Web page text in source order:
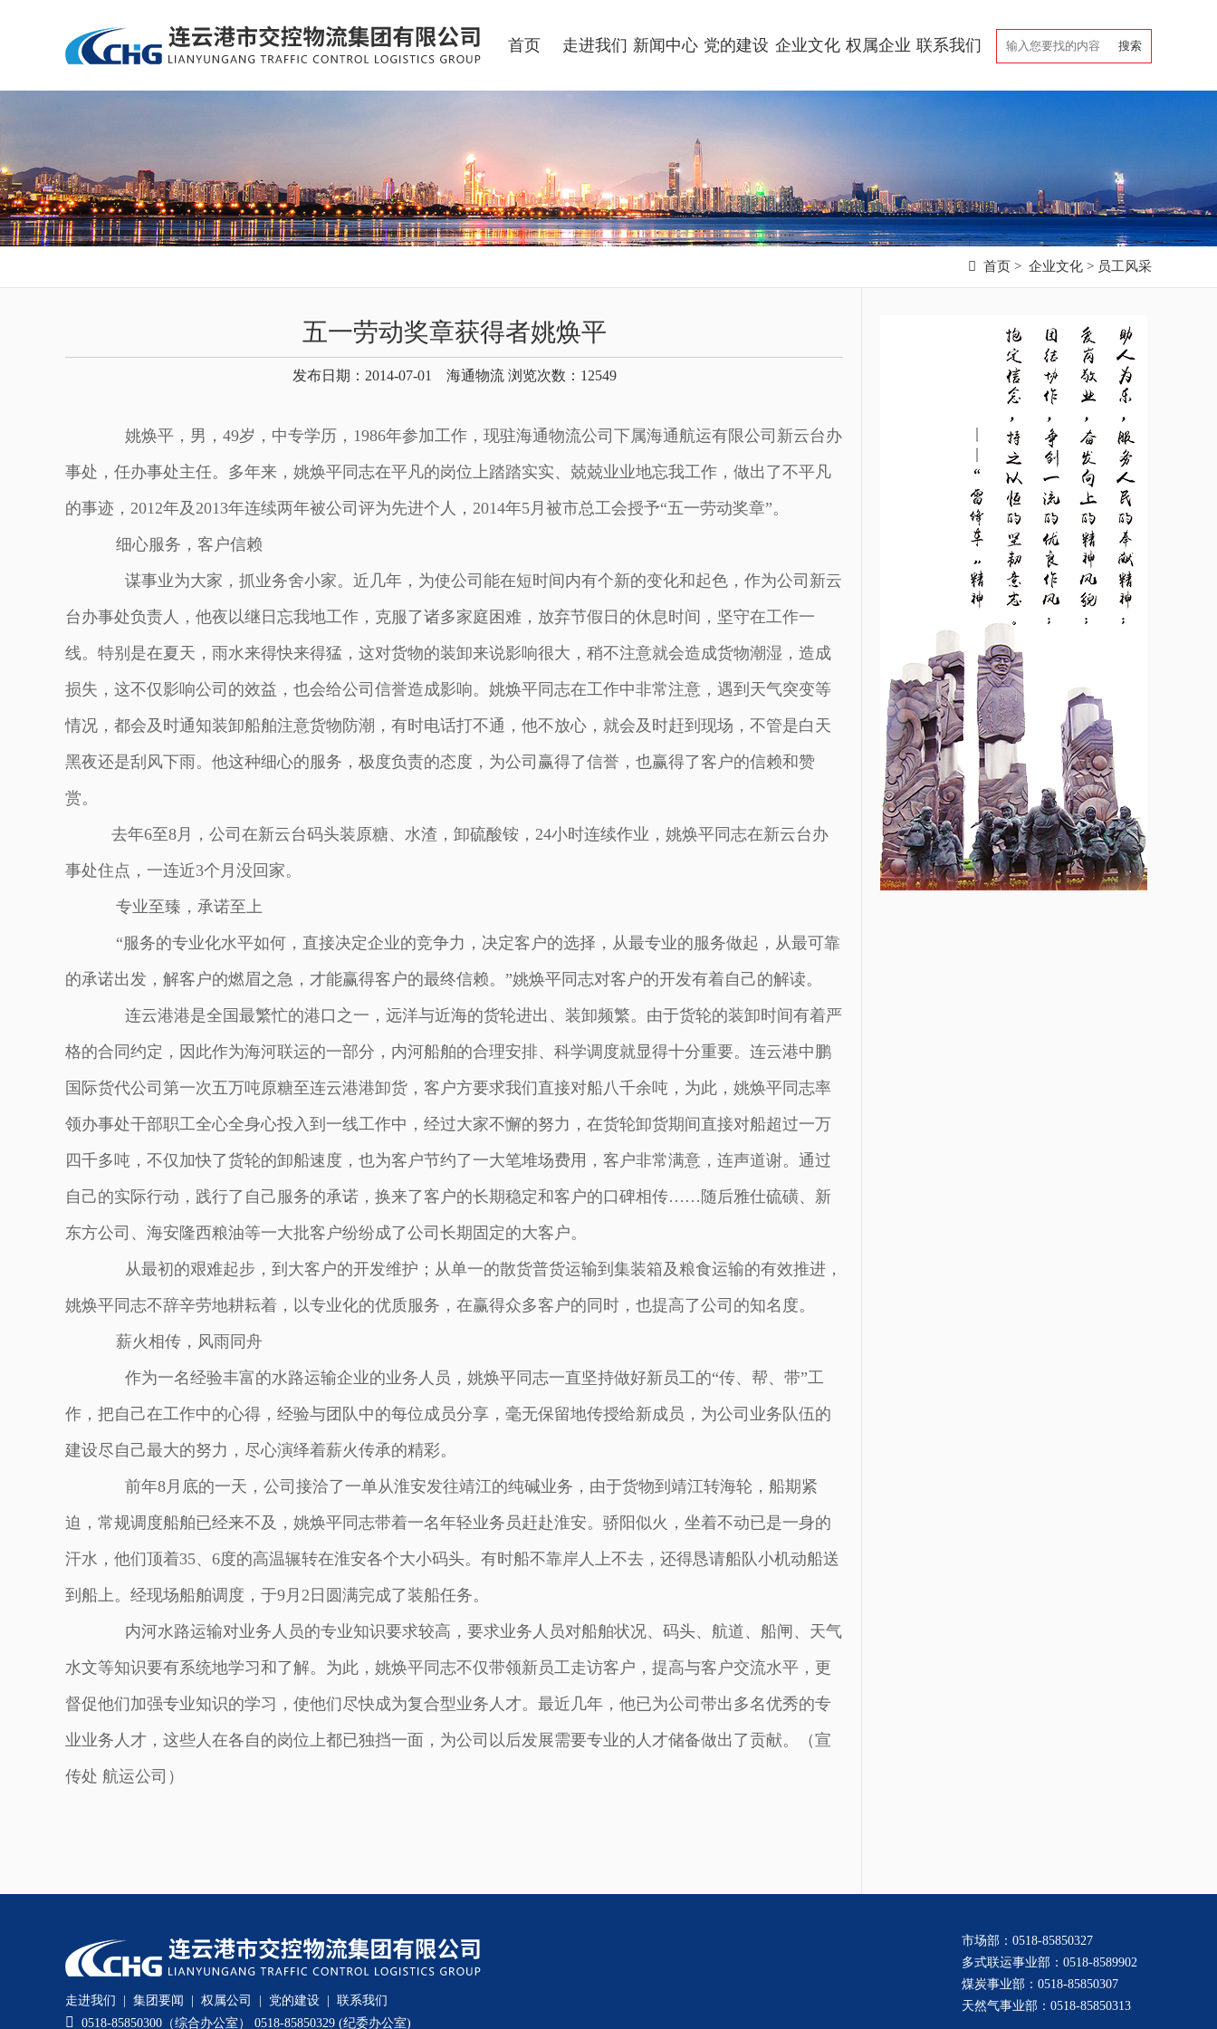
首页 走进我们 新闻中心 党的建设 企业文化 权属企业 联系我们
 首页 > 企业文化 > 员工风采
五一劳动奖章获得者姚焕平
发布日期：2014-07-01 海通物流 浏览次数： 12549
姚焕平，男，49岁，中专学历，1986年参加工作，现驻海通物流公司下属海通航运有限公司新云台办
事处，任办事处主任。多年来，姚焕平同志在平凡的岗位上踏踏实实、兢兢业业地忘我工作，做出了不平凡
的事迹，2012年及2013年连续两年被公司评为先进个人，2014年5月被市总工会授予“五一劳动奖章”。
细心服务，客户信赖
谋事业为大家，抓业务舍小家。近几年，为使公司能在短时间内有个新的变化和起色，作为公司新云
台办事处负责人，他夜以继日忘我地工作，克服了诸多家庭困难，放弃节假日的休息时间，坚守在工作一
线。特别是在夏天，雨水来得快来得猛，这对货物的装卸来说影响很大，稍不注意就会造成货物潮湿，造成
损失，这不仅影响公司的效益，也会给公司信誉造成影响。姚焕平同志在工作中非常注意，遇到天气突变等
情况，都会及时通知装卸船舶注意货物防潮，有时电话打不通，他不放心，就会及时赶到现场，不管是白天
黑夜还是刮风下雨。他这种细心的服务，极度负责的态度，为公司赢得了信誉，也赢得了客户的信赖和赞
赏。
去年6至8月，公司在新云台码头装原糖、水渣，卸硫酸铵，24小时连续作业，姚焕平同志在新云台办
事处住点，一连近3个月没回家。
专业至臻，承诺至上
“服务的专业化水平如何，直接决定企业的竞争力，决定客户的选择，从最专业的服务做起，从最可靠
的承诺出发，解客户的燃眉之急，才能赢得客户的最终信赖。”姚焕平同志对客户的开发有着自己的解读。
连云港港是全国最繁忙的港口之一，远洋与近海的货轮进出、装卸频繁。由于货轮的装卸时间有着严
格的合同约定，因此作为海河联运的一部分，内河船舶的合理安排、科学调度就显得十分重要。连云港中鹏
国际货代公司第一次五万吨原糖至连云港港卸货，客户方要求我们直接对船八千余吨，为此，姚焕平同志率
领办事处干部职工全心全身心投入到一线工作中，经过大家不懈的努力，在货轮卸货期间直接对船超过一万
四千多吨，不仅加快了货轮的卸船速度，也为客户节约了一大笔堆场费用，客户非常满意，连声道谢。通过
自己的实际行动，践行了自己服务的承诺，换来了客户的长期稳定和客户的口碑相传……随后雅仕硫磺、新
东方公司、海安隆西粮油等一大批客户纷纷成了公司长期固定的大客户。
从最初的艰难起步，到大客户的开发维护；从单一的散货普货运输到集装箱及粮食运输的有效推进，
姚焕平同志不辞辛劳地耕耘着，以专业化的优质服务，在赢得众多客户的同时，也提高了公司的知名度。
薪火相传，风雨同舟
作为一名经验丰富的水路运输企业的业务人员，姚焕平同志一直坚持做好新员工的“传、帮、带”工
作，把自己在工作中的心得，经验与团队中的每位成员分享，毫无保留地传授给新成员，为公司业务队伍的
建设尽自己最大的努力，尽心演绎着薪火传承的精彩。
前年8月底的一天，公司接洽了一单从淮安发往靖江的纯碱业务，由于货物到靖江转海轮，船期紧
迫，常规调度船舶已经来不及，姚焕平同志带着一名年轻业务员赶赴淮安。骄阳似火，坐着不动已是一身的
汗水，他们顶着35、6度的高温辗转在淮安各个大小码头。有时船不靠岸人上不去，还得恳请船队小机动船送
到船上。经现场船舶调度，于9月2日圆满完成了装船任务。
内河水路运输对业务人员的专业知识要求较高，要求业务人员对船舶状况、码头、航道、船闸、天气
水文等知识要有系统地学习和了解。为此，姚焕平同志不仅带领新员工走访客户，提高与客户交流水平，更
督促他们加强专业知识的学习，使他们尽快成为复合型业务人才。最近几年，他已为公司带出多名优秀的专
业业务人才，这些人在各自的岗位上都已独挡一面，为公司以后发展需要专业的人才储备做出了贡献。（宣
传处 航运公司）
走进我们 集团要闻 权属公司 党的建设 联系我们
 0518-85850300（综合办公室） 0518-85850329 (纪委办公室)
市场部：0518-85850327
多式联运事业部：0518-8589902
煤炭事业部：0518-85850307
天然气事业部：0518-85850313